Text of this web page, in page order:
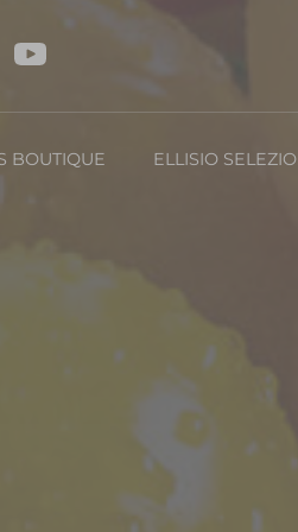
BOUTIQUE ELLISIO